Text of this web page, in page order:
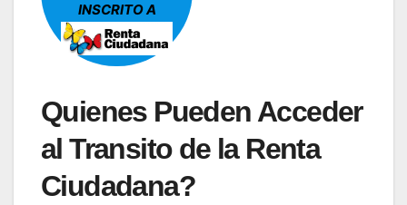
INSCRITO A
Quienes Pueden Acceder
al Transito de la Renta
Ciudadana?